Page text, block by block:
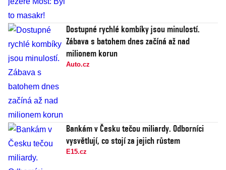
Dostupné rychlé kombíky jsou minulostí.
Zábava s batohem dnes začíná až nad
milionem korun
Auto.cz
Bankám v Česku tečou miliardy. Odborníci
vysvětlují, co stojí za jejich růstem
E15.cz